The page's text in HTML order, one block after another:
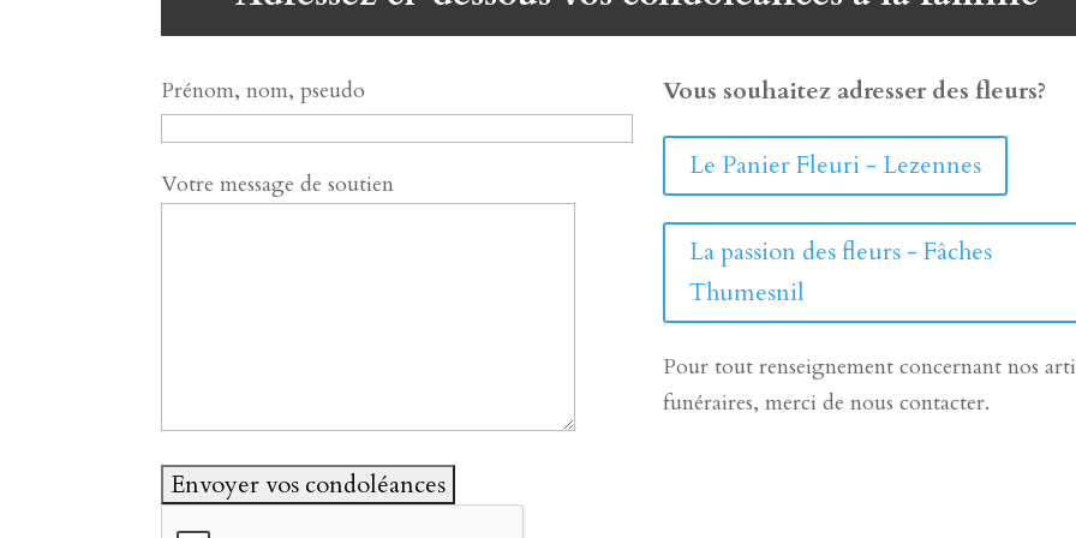
Prénom, nom, pseudo
Votre message de soutien
Vous souhaitez adresser des fleurs?
Le Panier Fleuri - Lezennes
La passion des fleurs - Fâches
Thumesnil
Pour tout renseignement concernant nos
funéraires, merci de nous contacter.